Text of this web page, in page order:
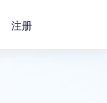
注册